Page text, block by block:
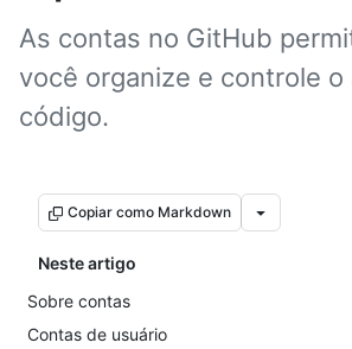
As contas no GitHub
você organize e controle o
código.
Copiar como Markdown
Neste artigo
Sobre contas
Contas de usuário